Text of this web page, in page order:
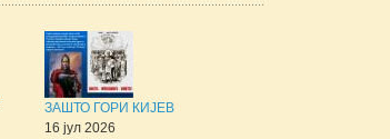
ЗАШТО ГОРИ КИЈЕВ
16 јул 2026